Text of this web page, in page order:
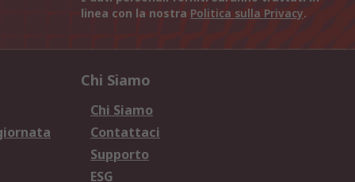
linea con la nostra Politica sulla Privacy.
Chi Siamo
Chi Siamo
Contattaci
Supporto
ESG